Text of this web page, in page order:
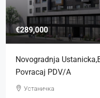
€289,000
Novogradnja
Povracaj PDV/a
Устаничка